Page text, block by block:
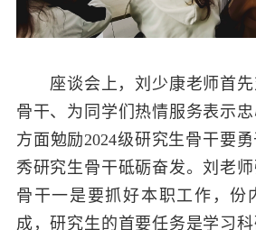
座谈会上，刘少康老师首
骨干、为同学们热情服务表示
方面勉励2024级研究生骨干要
秀研究生骨干砥砺奋发。刘老
骨干一是要抓好本职工作，份
成，研究生的首要任务是学习